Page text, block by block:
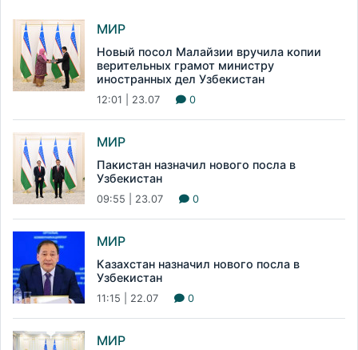
МИР
Новый посол Малайзии вручила копии
верительных грамот министру
иностранных дел Узбекистан
12:01 | 23.07 0
МИР
Пакистан назначил нового посла в
Узбекистан
09:55 | 23.07 0
МИР
Казахстан назначил нового посла в
Узбекистан
11:15 | 22.07 0
МИР